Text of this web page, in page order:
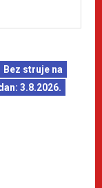
Bez struje na
3.8.2026.